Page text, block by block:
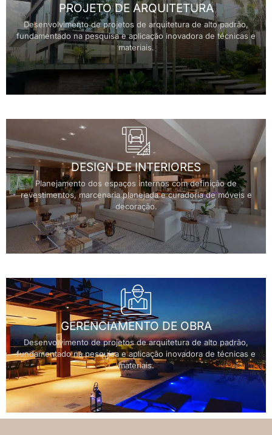
PROJETO DE ARQUITETURA
Desenvolvimento de projetos de arquitetura de alto padrão,
fundamentado na pesquisa e aplicação inovadora de técnicas e
materiais.
DESIGN DE INTERIORES
Planejamento dos espaços internos com definição de
revestimentos, marcenaria planejada e curadoria de móveis e
decoração.
GERENCIAMENTO DE OBRA
Desenvolvimento de projetos de arquitetura de alto padrão,
fundamentado na pesquisa e aplicação inovadora de técnicas e
materiais.